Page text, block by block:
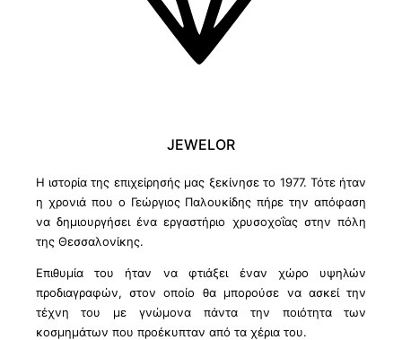
JEWELOR
Η ιστορία της επιχείρησής μας ξεκίνησε το 1977. Τότε ήταν
η χρονιά που ο Γεώργιος Παλουκίδης πήρε την απόφαση
να δημιουργήσει ένα εργαστήριο χρυσοχοΐας στην πόλη
της Θεσσαλονίκης.
Επιθυμία του ήταν να φτιάξει έναν χώρο υψηλών
προδιαγραφών, στον οποίο θα μπορούσε να ασκεί την
τέχνη του με γνώμονα πάντα την ποιότητα των
κοσμημάτων που προέκυπταν από τα χέρια του.